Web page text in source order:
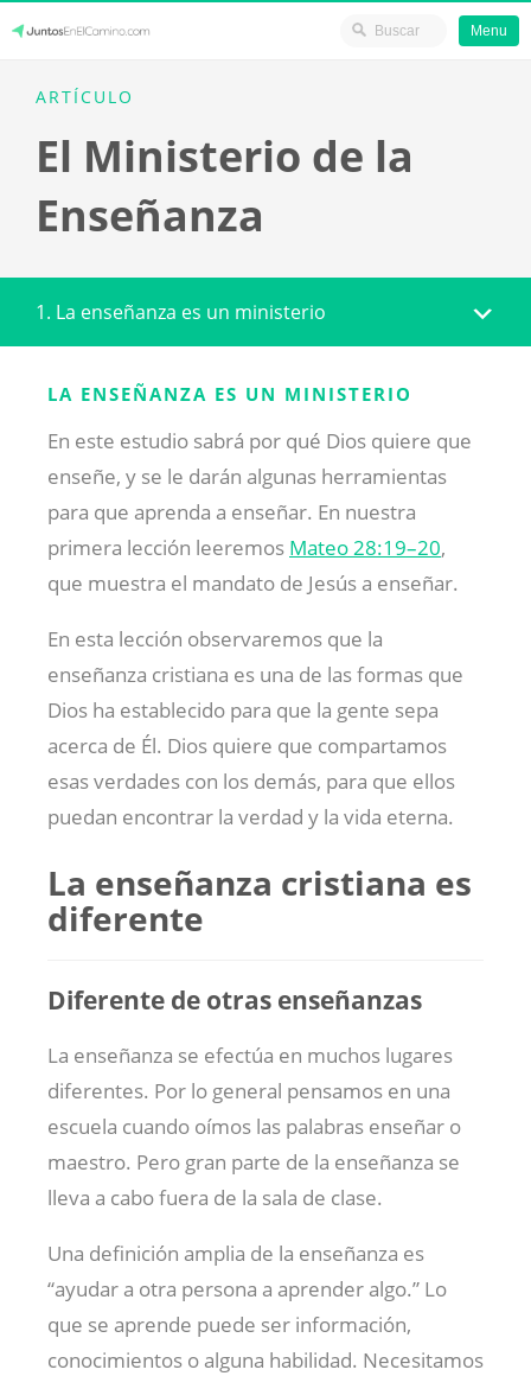
content
JuntosEnElCamino.com
Menu
ARTÍCULO
El Ministerio de la
Enseñanza
1. La enseñanza es un ministerio
LA ENSEÑANZA ES UN MINISTERIO
En este estudio sabrá por qué Dios quiere que
enseñe, y se le darán algunas herramientas
para que aprenda a enseñar. En nuestra
primera lección leeremos Mateo 28:19–20,
que muestra el mandato de Jesús a enseñar.
En esta lección observaremos que la
enseñanza cristiana es una de las formas que
Dios ha establecido para que la gente sepa
acerca de Él. Dios quiere que compartamos
esas verdades con los demás, para que ellos
puedan encontrar la verdad y la vida eterna.
La enseñanza cristiana es
diferente
Diferente de otras enseñanzas
La enseñanza se efectúa en muchos lugares
diferentes. Por lo general pensamos en una
escuela cuando oímos las palabras enseñar o
maestro. Pero gran parte de la enseñanza se
lleva a cabo fuera de la sala de clase.
Una definición amplia de la enseñanza es
“ayudar a otra persona a aprender algo.” Lo
que se aprende puede ser información,
conocimientos o alguna habilidad. Necesitamos